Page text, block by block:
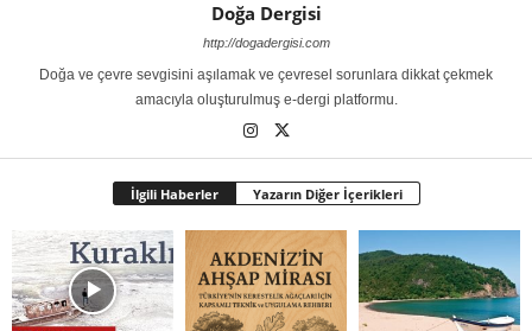
Doğa Dergisi
http://dogadergisi.com
Doğa ve çevre sevgisini aşılamak ve çevresel sorunlara dikkat çekmek
amacıyla oluşturulmuş e-dergi platformu.
İlgili Haberler Yazarın Diğer İçerikleri